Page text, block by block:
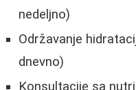
nedeljno)
Održavanje
dnevno)
Konsultacije sa